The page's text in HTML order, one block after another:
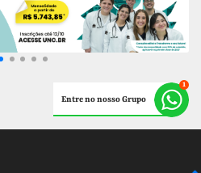
Entre no nosso Grupo